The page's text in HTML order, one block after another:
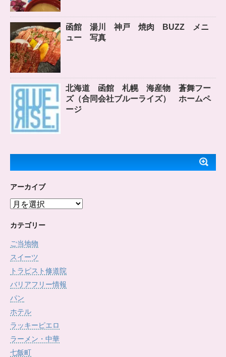
函館 湯川 神戸 焼肉 BUZZ メニ
ュー 写真
北海道 函館 札幌 海産物 蒼舞フー
ズ（合同会社ブルーライズ） ホームペ
ージ
アーカイブ
ア
カ
ブ
カテゴリー
ご当地物
スイーツ
トラピスト修道院
バリアフリー情報
パン
ホテル
ラッキーピエロ
ラーメン・中華
七飯町